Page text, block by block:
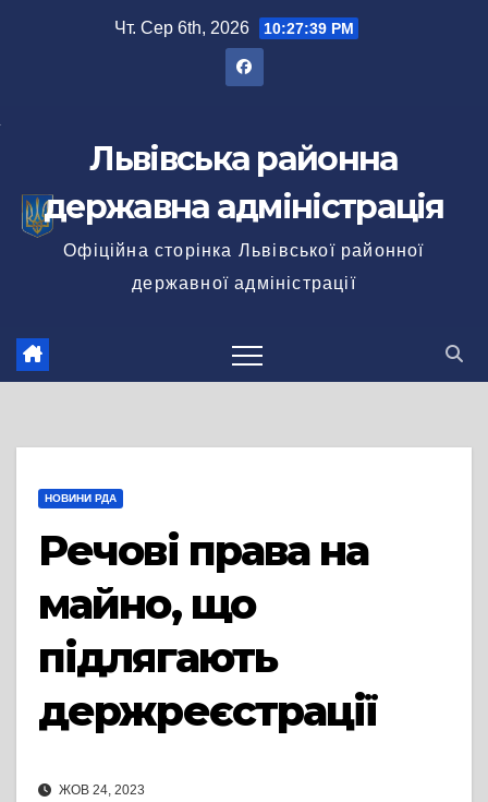
Чт. Сер 6th, 2026 10:27:39 PM
Львівська районна
державна адміністрація
Офіційна сторінка Львівської районної
державної адміністрації
НОВИНИ РДА
Речові права на
майно, що
підлягають
держреєстрації
ЖОВ 24, 2023